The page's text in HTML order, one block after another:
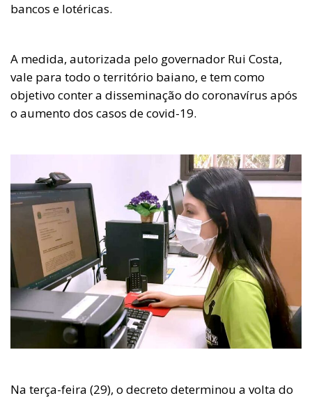
bancos e lotéricas.
A medida, autorizada pelo governador Rui Costa,
vale para todo o território baiano, e tem como
objetivo conter a disseminação do coronavírus após
o aumento dos casos de covid-19.
Na terça-feira (29), o decreto determinou a volta do